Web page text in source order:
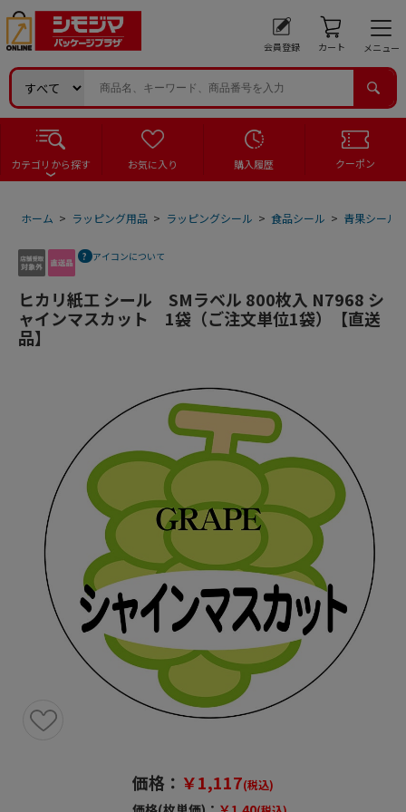
会員登録 カート メニュー
カテゴリから探す お気に入り 購入履歴 クーポン
ホーム > ラッピング用品 > ラッピングシール > 食品シール > 青果シール
アイコンについて
ヒカリ紙工 シール SMラベル 800枚入 N7968 シ
ャインマスカット 1袋（ご注文単位1袋）【直送
品】
価格： ￥1,117(税込)